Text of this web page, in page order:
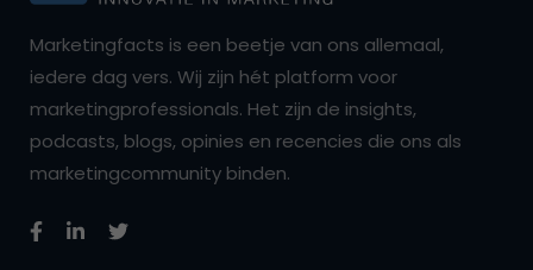
Marketingfacts is een beetje van ons allemaal,
iedere dag vers. Wij zijn hét platform voor
marketingprofessionals. Het zijn de insights,
podcasts, blogs, opinies en recencies die ons als
marketingcommunity binden.